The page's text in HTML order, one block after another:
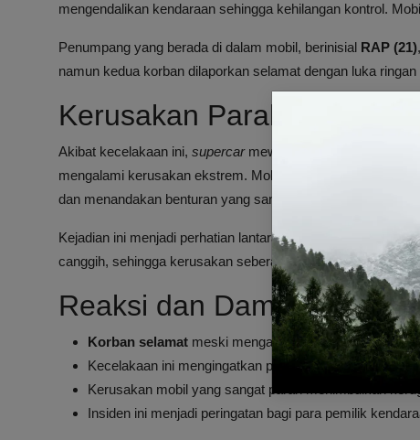
mengendalikan kendaraan sehingga kehilangan kontrol.
Penumpang yang berada di dalam mobil, berinisial RAP (21)
namun kedua korban dilaporkan selamat dengan luka
Kerusakan Parah pada
Akibat kecelakaan ini, supercarmewah McLaren yang
mengalami kerusakan ekstrem. Mobil tersebut tampak
dan menandakan benturan yang sangat kuat.
Kejadian ini menjadi perhatian lantaran supercar McLaren
canggih, sehingga kerusakan seberat ini tentu memerlukan
Reaksi dan Dampak
Korban selamat meski mengalami luka ringan,
Kecelakaan ini mengingatkan pentingnya
konsentrasi
Kerusakan mobil yang sangat parah menimbulkan
Insiden ini menjadi peringatan bagi para pemilik